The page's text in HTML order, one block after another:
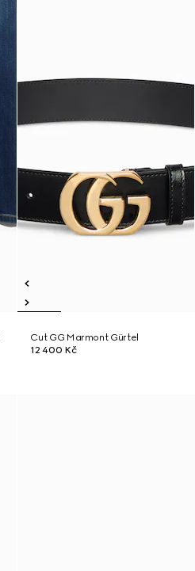
Cut GG Marmont Gürtel
12 400 Kč